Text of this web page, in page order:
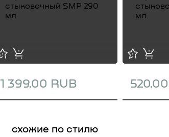
1 399.00 RUB
схожие по стилю